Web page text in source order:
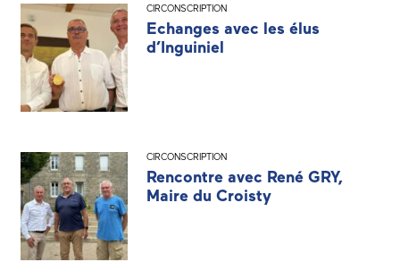
CIRCONSCRIPTION
Echanges avec les élus
d’Inguiniel
CIRCONSCRIPTION
Rencontre avec René GRY,
Maire du Croisty